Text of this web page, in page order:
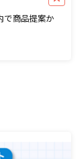
で商品提案か